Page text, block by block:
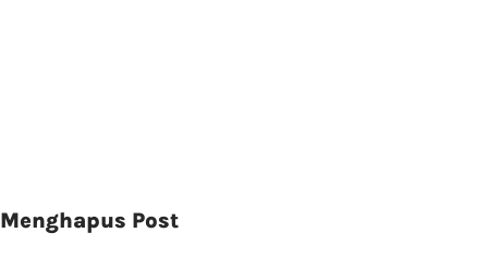
Menghapus Post